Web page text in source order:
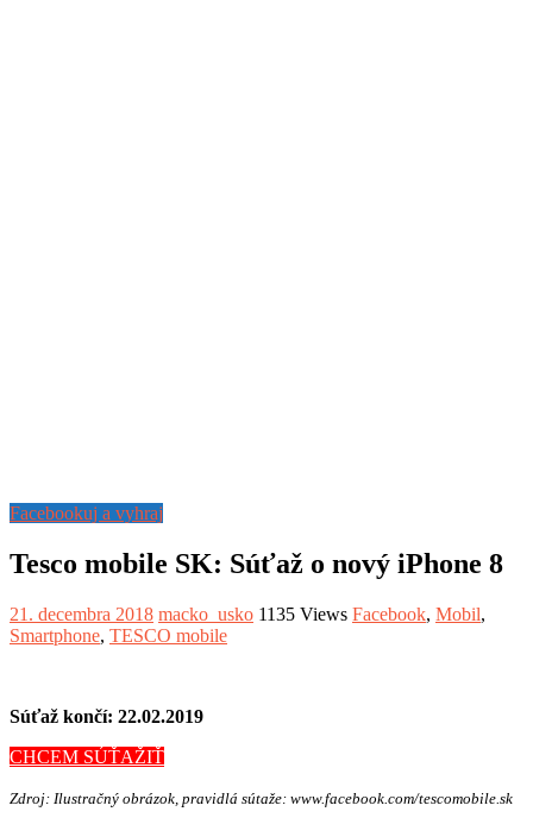
Facebookuj a vyhraj
Tesco mobile SK: Súťaž o nový iPhone 8
21. decembra 2018 macko_usko 1135 Views Facebook, Mobil,
Smartphone, TESCO mobile
Súťaž končí: 22.02.2019
CHCEM SÚŤAŽIŤ
Zdroj: Ilustračný obrázok, pravidlá sútaže: www.facebook.com/tescomobile.sk